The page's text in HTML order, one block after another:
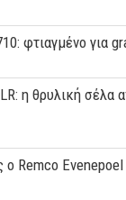
φτιαγμένο για
η θρυλική σέλα
ο Remco